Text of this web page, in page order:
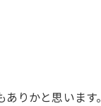
りかと思います。